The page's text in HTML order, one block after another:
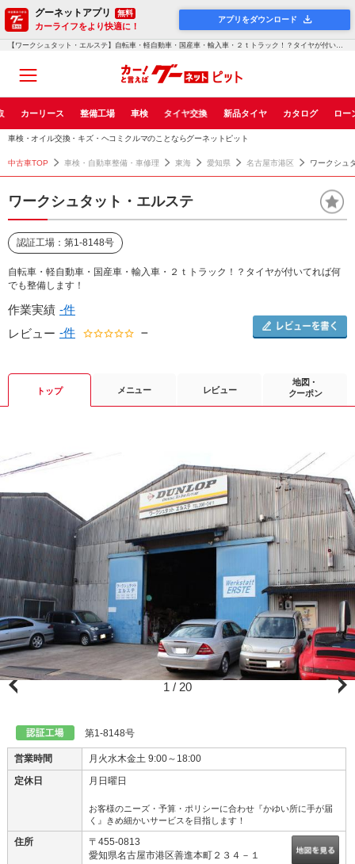
グーネットアプリ 無料
カーライフをより快適に！
アプリをダウンロード
【ワークシュタット・エルステ】自転車・軽自動車・国産車・輸入車・２ｔトラック！？タイヤが付いてれば何でも整備し...！グーネットピット
カーリース 整備工場 車検 タイヤ交換 新品タイヤ カタログ ロー
車検・オイル交換・キズ・ヘコミクルマのことならグーネットピット
中古車TOP 車検・自動車整備・車修理 東海 愛知県 名古屋市港区 ワークシュ
ワークシュタット・エルステ
認証工場：第1-8148号
自転車・軽自動車・国産車・輸入車・２ｔトラック！？タイヤが付いてれば何
でも整備します！
作業実績 -件
レビュー -件 －
トップ メニュー レビュー
地図・
クーポン
1 / 20
第1-8148号
営業時間
月火水木金土 9:00～18:00
定休日
月日曜日
お客様のニーズ・予算・ポリシーに合わせ『かゆい所に手が届
く』きめ細かいサービスを目指します！
住所
〒455-0813
愛知県名古屋市港区善進本町２３４－１